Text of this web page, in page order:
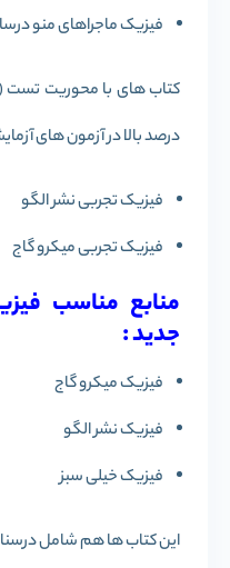
فیزیک ماجراهای منو
کتاب های با محوریت تست
درصد بالا در آزمون های
فیزیک تجربی نشر الگو
فیزیک تجربی میکرو گاج
منابع مناسب
جدید :
فیزیک میکرو گاج
فیزیک نشر الگو
فیزیک خیلی سبز
این کتاب ها هم شامل